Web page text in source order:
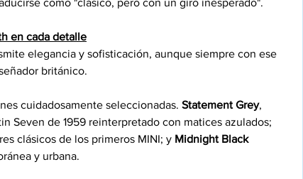
como "clásico, pero con un giro inesperado".
en cada detalle
elegancia y sofisticación, aunque siempre con ese
británico.
cuidadosamente seleccionadas. Statement Grey,
Seven de 1959 reinterpretado con matices azulados;
clásicos de los primeros MINI; y Midnight Black
y urbana.